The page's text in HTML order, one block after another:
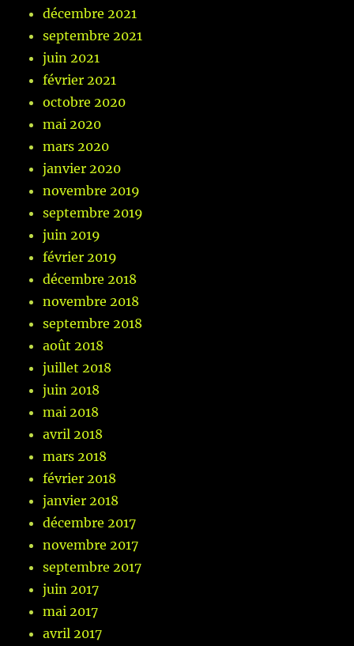
décembre 2021
septembre 2021
juin 2021
février 2021
octobre 2020
mai 2020
mars 2020
janvier 2020
novembre 2019
septembre 2019
juin 2019
février 2019
décembre 2018
novembre 2018
septembre 2018
août 2018
juillet 2018
juin 2018
mai 2018
avril 2018
mars 2018
février 2018
janvier 2018
décembre 2017
novembre 2017
septembre 2017
juin 2017
mai 2017
avril 2017